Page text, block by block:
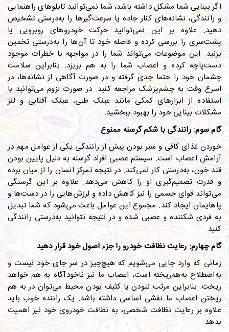
اگر بینایی شما مشکل داشته باشد، شما نمی‌توانید تابلوهای راهنمایی
و رانندگی، نشانه‌های کنار جاده یا سرعت‌گیرها را به‌درستی تشخیص
دهید. علاوه بر این نمی‌توانید حرکت خودروهای روبرویی یا
پشت‌سری را بررسی کرده و فاصله خود تا آن‌ها را به‌درستی تخمین
بزنید. این موضوعات می‌تواند شما را در مواجهه با خطرات موجود
دست‌پاچه کرده و اعصاب شما را به هم بریزد. بنابراین سلامت
چشمان خود را حتما جدی گرفته و در صورت آگاهی از نشانه‌ها، در
اسرع وقت به چشم‌پزشک مراجعه کنید. در صورت لزوم می‌توانید با
استفاده از ابزارهای کمکی مانند عینک طبی، عینک آفتابی و لنز
مشکلات بینایی خود را بهبود ببخشید.
گام سوم: رانندگی با شکم گرسنه ممنوع
خوردن غذای کافی و سیر بودن پیش از رانندگی یکی از عوامل مهم در
آرامش اعصاب است. سیستم عصبی افراد گرسنه به دلیل پایین بودن
قند خون، به‌درستی کار نمی‌کند. در نتیجه تمرکز انسان را از میان برده
و قدرت تصمیم‌گیری او را کاهش می‌دهد. علاوه بر این گرسنگی
می‌تواند قوای جسمی را نیز کاهش داده و لرزش‌هایی را در دست‌ها و
پاهایمان ایجاد کند. مجموع این عوامل باعث می‌شود که شما تبدیل
به فردی شکننده و عصبی شده و در نتیجه نتوانید به‌درستی رانندگی
کنید.
گام چهارم: رعایت نظافت خودرو را جزء اصول خود قرار دهید
زمانی که وارد جایی می‌شویم که هیچ‌چیز در سر جای خود نیست و
به‌اصطلاح به‌هم‌ریخته است، اعصاب ما نیز ناخودآگاه به هم خواهد
ریخت. بنابراین مرتب نبودن یا کثیف بودن محیط می‌توان در به هم
ریختن اعصاب ما نقشی اساسی داشته باشد. یک راننده خوب باید
علاوه بر رعایت نظافت شخصی، به نظافت خودروی خود نیز اهمیت
بدهد.